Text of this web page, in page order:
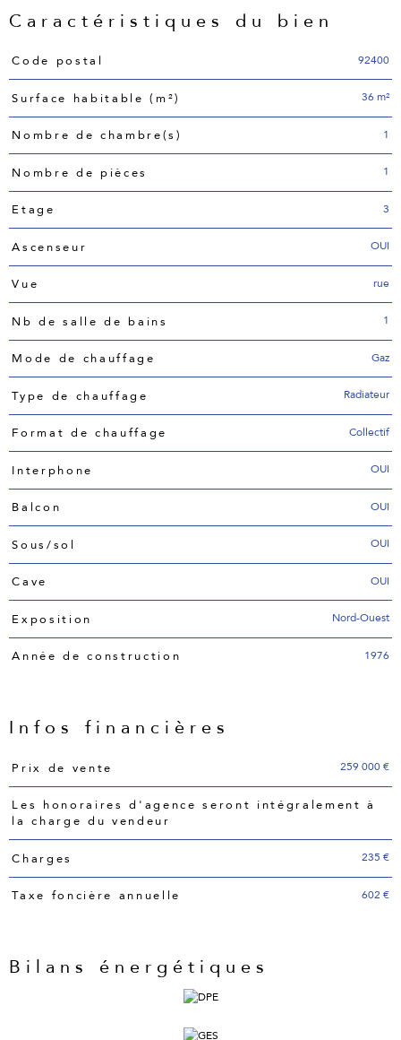
Caractéristiques du bien
Caractéristiques Valeurs
Code postal 92400
Surface habitable (m²) 36 m²
Nombre de chambre(s) 1
Nombre de pièces 1
Etage 3
Ascenseur OUI
Vue rue
Nb de salle de bains 1
Mode de chauffage Gaz
Type de chauffage Radiateur
Format de chauffage Collectif
Interphone OUI
Balcon OUI
Sous/sol OUI
Cave OUI
Exposition Nord-Ouest
Année de construction 1976
Infos financières
Caractéristiques Valeurs
Prix de vente 259 000 €
Les honoraires d'agence seront intégralement à
la charge du vendeur
Charges 235 €
Taxe foncière annuelle 602 €
Bilans énergétiques